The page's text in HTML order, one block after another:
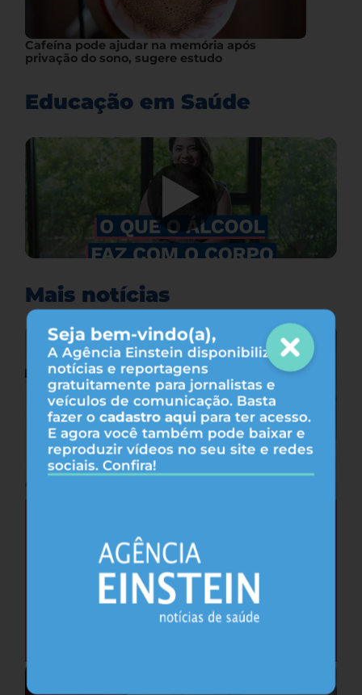
Seja bem-vindo(a),
A Agência Einstein disponibiliza
notícias e reportagens
gratuitamente para jornalistas e
veículos de comunicação. Basta
fazer o cadastro aqui para ter acesso.
E agora você também pode baixar e
reproduzir vídeos no seu site e redes
sociais. Confira!
Cafeína pode ajudar na memória após
privação do sono, sugere estudo
Educação em Saúde
Mais notícias
Saúde do coração após os 45 anos pode
antecipar risco de demência